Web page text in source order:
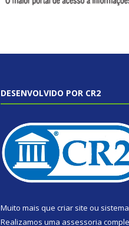
DESENVOLVIDO POR CR2
Muito mais que criar site ou
Realizamos uma assessoria